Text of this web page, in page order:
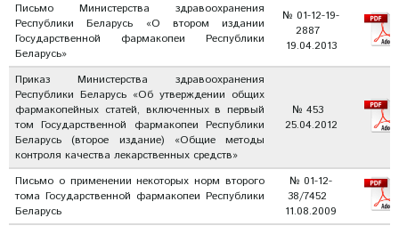
Письмо Министерства здравоохранения
Республики Беларусь «О втором издании
Государственной фармакопеи Республики
Беларусь»
№ 01-12-19-
2887
19.04.2013
Приказ Министерства здравоохранения
Республики Беларусь «Об утверждении общих
фармакопейных статей, включенных в первый
том Государственной фармакопеи Республики
Беларусь (второе издание) «Общие методы
контроля качества лекарственных средств»
№ 453
25.04.2012
Письмо о применении некоторых норм второго
тома Государственной фармакопеи Республики
Беларусь
№ 01-12-
38/7452
11.08.2009